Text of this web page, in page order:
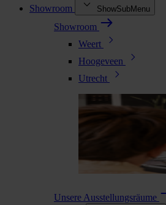
Showroom
ShowSubMenu
Showroom
Weert
Hoogeveen
Utrecht
Unsere Ausstellungsräume